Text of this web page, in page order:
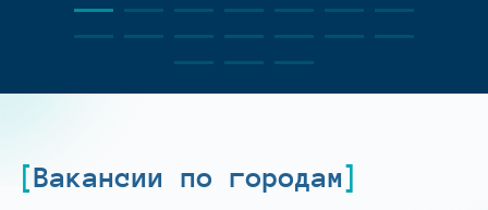
Вакансии по городам